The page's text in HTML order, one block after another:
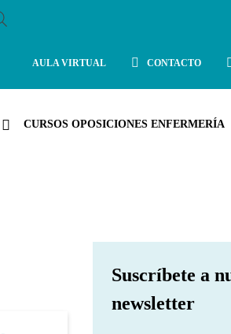
AULA VIRTUAL CONTACTO
CURSOS OPOSICIONES ENFERMERÍA
Suscríbete a
newsletter